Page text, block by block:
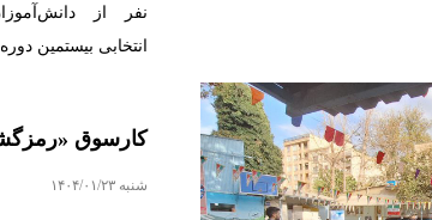
نفر از
انتخابی بیستمین
کارسوق
شنبه ۱۴۰۴/۰۱/۲۳